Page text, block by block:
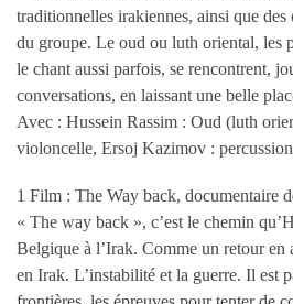
traditionnelles irakiennes, ainsi que des
du groupe. Le oud ou luth oriental, les
le chant aussi parfois, se rencontrent,
conversations, en laissant une belle
Avec : Hussein Rassim : Oud (luth
violoncelle, Ersoj Kazimov :
1 Film : The Way back, documentaire
« The way back », c’est le chemin
Belgique à l’Irak. Comme un retour en
en Irak. L’instabilité et la guerre. Il est